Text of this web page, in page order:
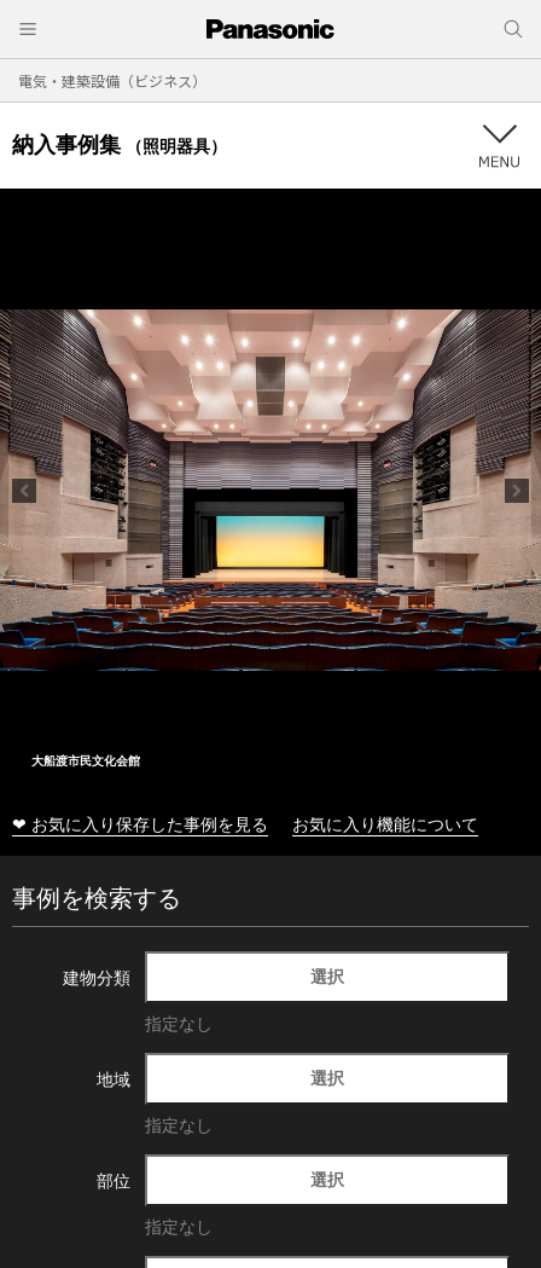
電気・建築設備（ビジネス）
納入事例集 （照明器具）
大船渡市民文化会館
❤ お気に入り保存した事例を見る お気に入り機能について
事例を検索する
建物分類 選択
指定なし
地域 選択
指定なし
部位 選択
指定なし